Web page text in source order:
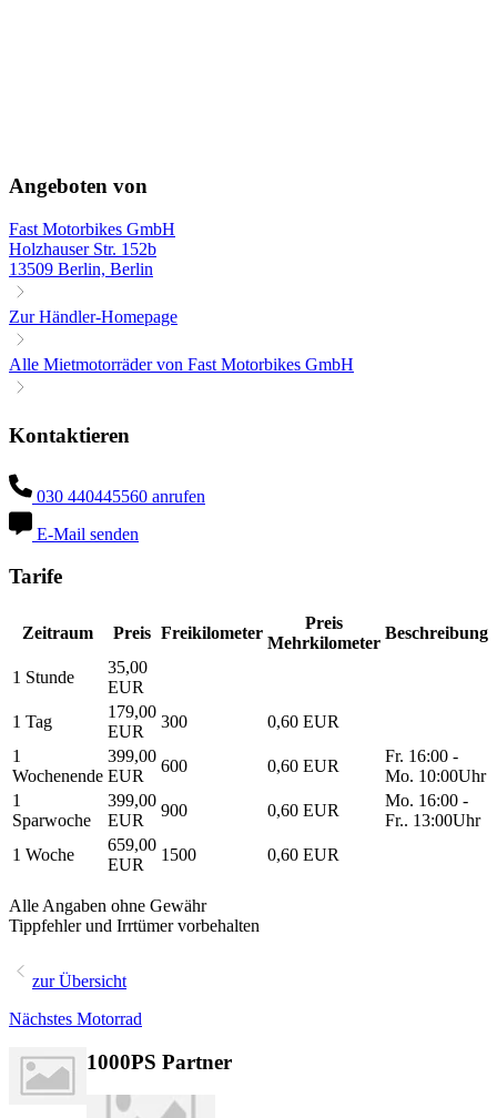
Angeboten von
Fast Motorbikes GmbH
Holzhauser Str. 152b
13509 Berlin, Berlin
Zur Händler-Homepage
Alle Mietmotorräder von Fast Motorbikes GmbH
Kontaktieren
030 440445560 anrufen
E-Mail senden
Tarife
Zeitraum Preis Freikilometer
Preis
Mehrkilometer
Beschreibung
1 Stunde
35,00
EUR
1 Tag
179,00
EUR
300
0,60 EUR
1
Wochenende
399,00
EUR
600 0,60 EUR
Fr. 16:00 -
Mo. 10:00Uhr
1
Sparwoche
399,00
EUR
900 0,60 EUR
Mo. 16:00 -
Fr.. 13:00Uhr
1 Woche
659,00
EUR
1500 0,60 EUR
Alle Angaben ohne Gewähr
Tippfehler und Irrtümer vorbehalten
zur Übersicht
Nächstes Motorrad
1000PS Partner